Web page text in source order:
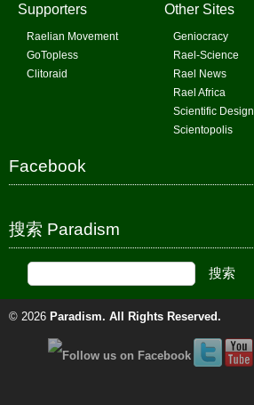
Supporters
Raelian Movement
GoTopless
Clitoraid
Other Sites
Geniocracy
Rael-Science
Rael News
Rael Africa
Scientific Design
Scientopolis
Facebook
搜索 Paradism
© 2026 Paradism. All Rights Reserved.